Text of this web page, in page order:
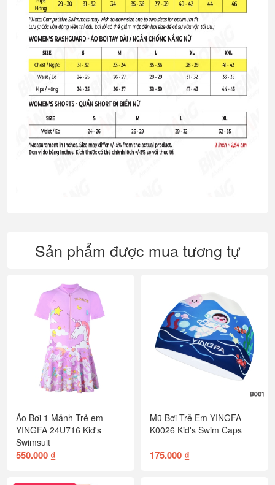
Sản phẩm được mua tương tự
Áo Bơi 1 Mảnh Trẻ em
YINGFA 24U716 Kid's
Swimsuit
550.000 ₫
Mũ Bơi Trẻ Em YINGFA
K0026 Kid's Swim Caps
175.000 ₫